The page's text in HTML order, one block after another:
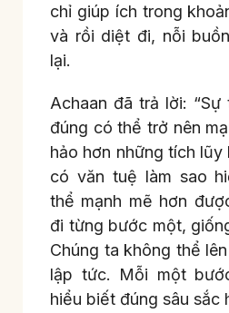
chỉ giúp ích trong
và rồi diệt đi, nỗi
lại.
Achaan đã trả lời:
đúng có thể trở nên
hảo hơn những tích
có văn tuệ làm sao
thể mạnh mẽ hơn
đi từng bước một,
Chúng ta không thể
lập tức. Mỗi một
hiểu biết đúng sâu sắc